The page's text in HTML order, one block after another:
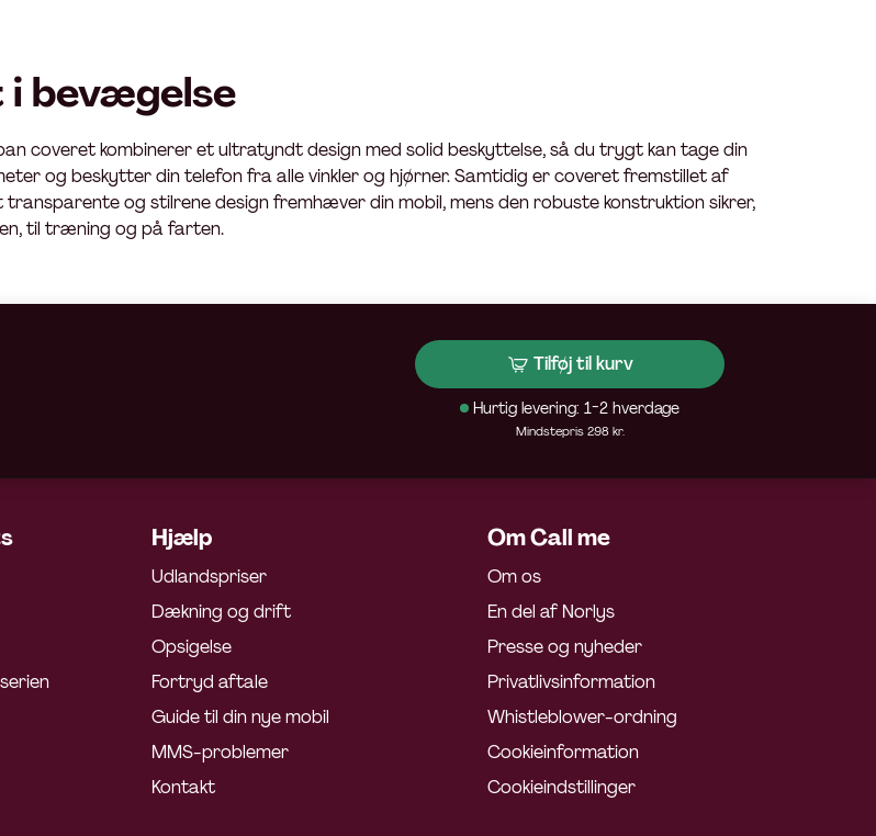
bevægelse
coveret kombinerer et ultratyndt design med solid beskyttelse, så du trygt kan tage din
og beskytter din telefon fra alle vinkler og hjørner. Samtidig er coveret fremstillet af
og stilrene design fremhæver din mobil, mens den robuste konstruktion sikrer,
til træning og på farten.
Tilføj til kurv
Hurtig levering: 1-2 hverdage
Mindstepris 298 kr.
Hjælp
Udlandspriser
Dækning og drift
Opsigelse
Fortryd aftale
Guide til din nye mobil
MMS-problemer
Kontakt
Om Call me
Om os
En del af Norlys
Presse og nyheder
Privatlivsinformation
Whistleblower-ordning
Cookieinformation
Cookieindstillinger